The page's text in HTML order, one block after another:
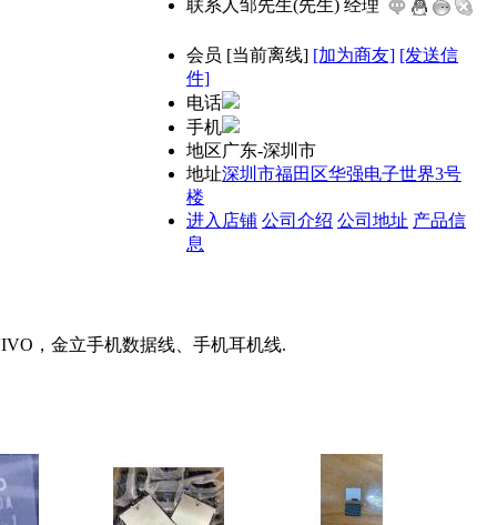
联系人 邹先生(先生) 经理
会员 [当前离线] [加为商友] [发送信
件]
电话
手机
地区广东-深圳市
地址深圳市福田区华强电子世界3号
楼
进入店铺 公司介绍 公司地址 产品信
息
，金立手机数据线、手机耳机线.